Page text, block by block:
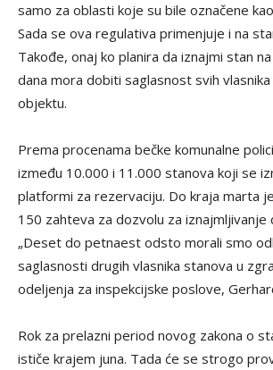
samo za oblasti koje su bile označene
Sada se ova regulativa primenjuje i na
Takođe, onaj ko planira da iznajmi stan
dana mora dobiti saglasnost svih
objektu.
Prema procenama bečke komunalne
između 10.000 i 11.000 stanova koji se
platformi za rezervaciju. Do kraja marta
150 zahteva za dozvolu za iznajmljivanje
„Deset do petnaest odsto morali smo
saglasnosti drugih vlasnika stanova u
odeljenja za inspekcijske poslove,
Rok za prelazni period novog zakona o
ističe krajem juna. Tada će se strogo